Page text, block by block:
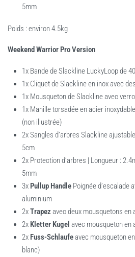
5mm
Poids : environ 4.5kg
Weekend Warrior Pro Version
1x Bande de Slackline LuckyLoop de
1x Cliquet de Slackline en inox avec
1x Mousqueton de Slackline avec
1x Manille torsadée en acier
(non illustrée)
2x Sangles d’arbres Slackline
5cm
2x Protection d’arbres | Longueur :
5mm
3x Pullup Handle Poignée d’escalade
aluminium
2xTrapezavec deux mousquetons en
2x Kletter Kugel avec mousqueton en
2x Fuss-Schlaufeavec mousqueton
blanc)